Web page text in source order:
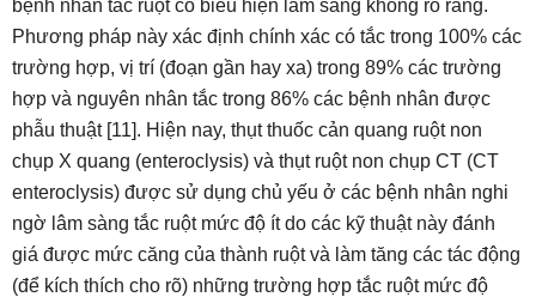
bệnh nhân tắc ruột có biểu hiện lâm sàng không rõ ràng.
Phương pháp này xác định chính xác có tắc trong 100% các
trường hợp, vị trí (đoạn gần hay xa) trong 89% các trường
hợp và nguyên nhân tắc trong 86% các bệnh nhân được
phẫu thuật [11]. Hiện nay, thụt thuốc cản quang ruột non
chụp X quang (enteroclysis) và thụt ruột non chụp CT (CT
enteroclysis) được sử dụng chủ yếu ở các bệnh nhân nghi
ngờ lâm sàng tắc ruột mức độ ít do các kỹ thuật này đánh
giá được mức căng của thành ruột và làm tăng các tác động
(để kích thích cho rõ) những trường hợp tắc ruột mức độ